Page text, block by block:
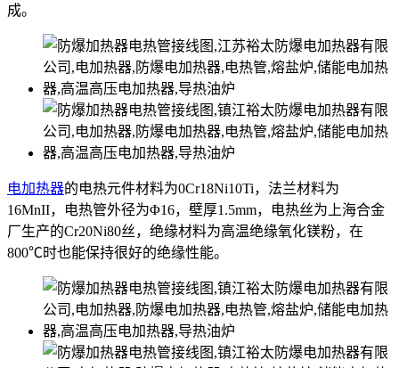
成。
电加热器的电热元件材料为0Cr18Ni10Ti，法兰材料为
16MnII，电热管外径为Φ16，壁厚1.5mm，电热丝为上海合金
厂生产的Cr20Ni80丝，绝缘材料为高温绝缘氧化镁粉，在
800℃时也能保持很好的绝缘性能。